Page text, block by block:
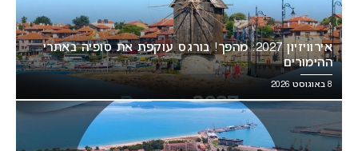
אירוויזיון 2027: מהפך! בורגס עוקפת את סופיה באתרי
ההימורים
8 באוגוסט 2026